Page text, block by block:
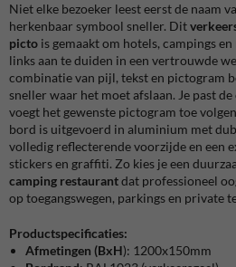
Niet elke bezoeker leest eerst de naam
herkenbaar symbool sneller. Dit
picto is gemaakt om hotels, campings
links aan te duiden in een vertrouwde
combinatie van pijl, tekst en pictogram
sneller waar het moet afslaan. Je past
voegt het gewenste pictogram toe
bord is uitgevoerd in aluminium met
volledig reflecterende voorzijde en een
stickers en graffiti. Zo kies je een
camping restaurantdat professioneel
op toegangswegen, parkings en private
Productspecificaties:
Afmetingen (BxH): 1200x150mm